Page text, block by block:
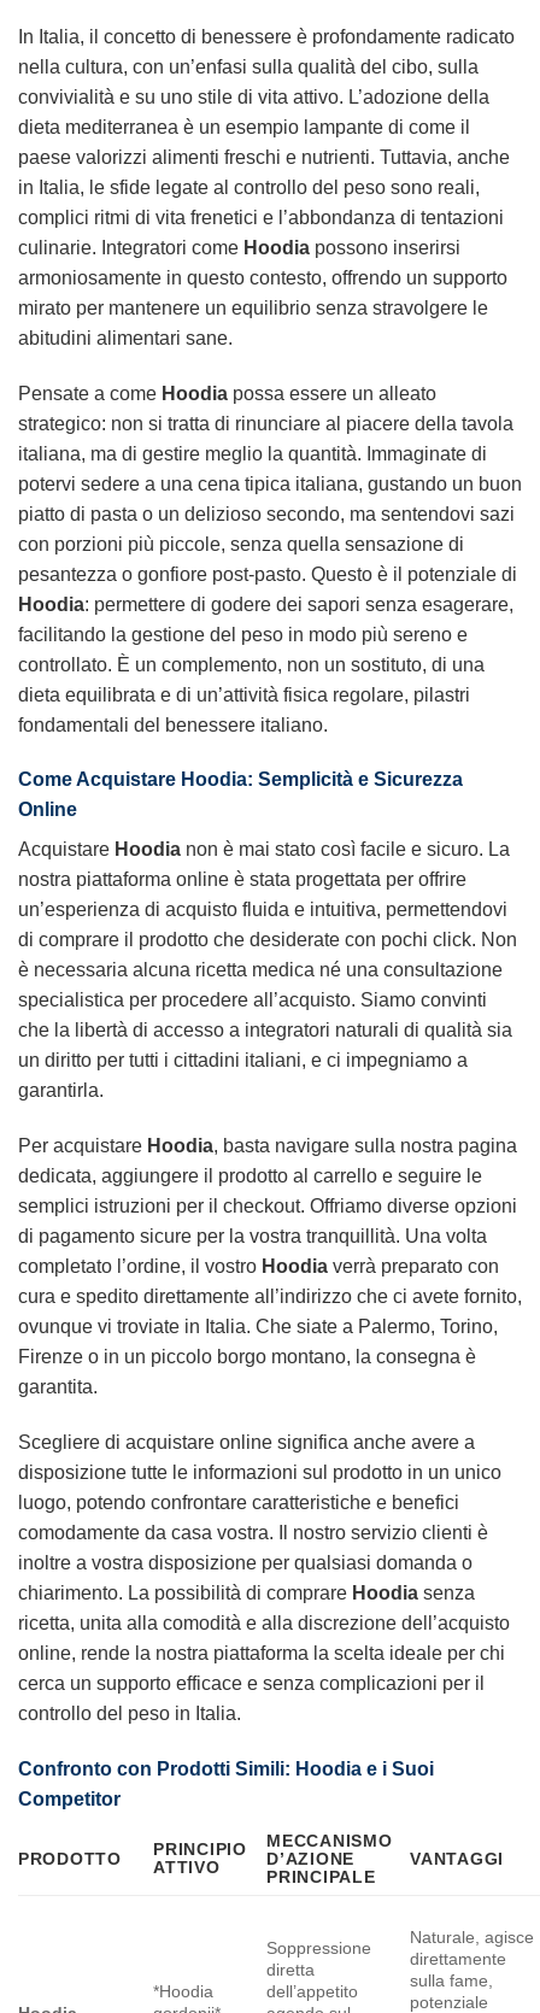
In Italia, il concetto di benessere è profondamente radicato
nella cultura, con un’enfasi sulla qualità del cibo, sulla
convivialità e su uno stile di vita attivo. L’adozione della
dieta mediterranea è un esempio lampante di come il
paese valorizzi alimenti freschi e nutrienti. Tuttavia, anche
in Italia, le sfide legate al controllo del peso sono reali,
complici ritmi di vita frenetici e l’abbondanza di tentazioni
culinarie. Integratori come Hoodia possono inserirsi
armoniosamente in questo contesto, offrendo un supporto
mirato per mantenere un equilibrio senza stravolgere le
abitudini alimentari sane.
Pensate a come Hoodia possa essere un alleato
strategico: non si tratta di rinunciare al piacere della tavola
italiana, ma di gestire meglio la quantità. Immaginate di
potervi sedere a una cena tipica italiana, gustando un buon
piatto di pasta o un delizioso secondo, ma sentendovi sazi
con porzioni più piccole, senza quella sensazione di
pesantezza o gonfiore post-pasto. Questo è il potenziale di
Hoodia: permettere di godere dei sapori senza esagerare,
facilitando la gestione del peso in modo più sereno e
controllato. È un complemento, non un sostituto, di una
dieta equilibrata e di un’attività fisica regolare, pilastri
fondamentali del benessere italiano.
Come Acquistare Hoodia: Semplicità e Sicurezza
Online
Acquistare Hoodia non è mai stato così facile e sicuro. La
nostra piattaforma online è stata progettata per offrire
un’esperienza di acquisto fluida e intuitiva, permettendovi
di comprare il prodotto che desiderate con pochi click. Non
è necessaria alcuna ricetta medica né una consultazione
specialistica per procedere all’acquisto. Siamo convinti
che la libertà di accesso a integratori naturali di qualità sia
un diritto per tutti i cittadini italiani, e ci impegniamo a
garantirla.
Per acquistare Hoodia, basta navigare sulla nostra pagina
dedicata, aggiungere il prodotto al carrello e seguire le
semplici istruzioni per il checkout. Offriamo diverse opzioni
di pagamento sicure per la vostra tranquillità. Una volta
completato l’ordine, il vostro Hoodia verrà preparato con
cura e spedito direttamente all’indirizzo che ci avete fornito,
ovunque vi troviate in Italia. Che siate a Palermo, Torino,
Firenze o in un piccolo borgo montano, la consegna è
garantita.
Scegliere di acquistare online significa anche avere a
disposizione tutte le informazioni sul prodotto in un unico
luogo, potendo confrontare caratteristiche e benefici
comodamente da casa vostra. Il nostro servizio clienti è
inoltre a vostra disposizione per qualsiasi domanda o
chiarimento. La possibilità di comprare Hoodia senza
ricetta, unita alla comodità e alla discrezione dell’acquisto
online, rende la nostra piattaforma la scelta ideale per chi
cerca un supporto efficace e senza complicazioni per il
controllo del peso in Italia.
Confronto con Prodotti Simili: Hoodia e i Suoi
Competitor
PRODOTTO
PRINCIPIO
ATTIVO
MECCANISMO
D’AZIONE
PRINCIPALE
VANTAGGI
*Hoodia
Soppressione
diretta
dell’appetito
Naturale, agisce
direttamente
sulla fame,
potenziale